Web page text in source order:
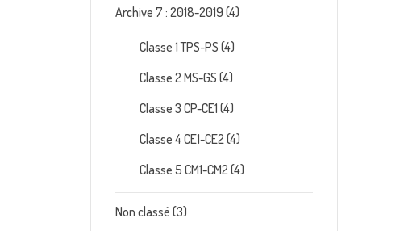
Archive 7 : 2018-2019 (4)
Classe 1 TPS-PS (4)
Classe 2 MS-GS (4)
Classe 3 CP-CE1 (4)
Classe 4 CE1-CE2(4)
Classe 5 CM1-CM2(4)
Non classé (3)